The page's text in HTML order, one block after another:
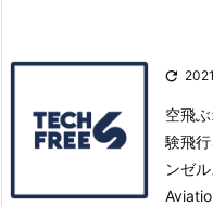

空飛
験飛
ンゼ